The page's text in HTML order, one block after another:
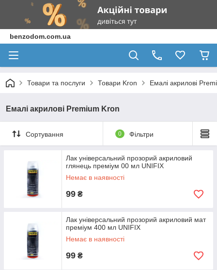
benzodom.com.ua
Товари та послуги Товари Kron Емалі акрилові
Емалі акрилові Premium Kron
Сортування 0 Фільтри
Лак універсальний прозорий акриловий
глянець преміум 00 мл UNIFIX
Немає в наявності
99 ₴
Лак універсальний прозорий акриловий мат
преміум 400 мл UNIFIX
Немає в наявності
99 ₴